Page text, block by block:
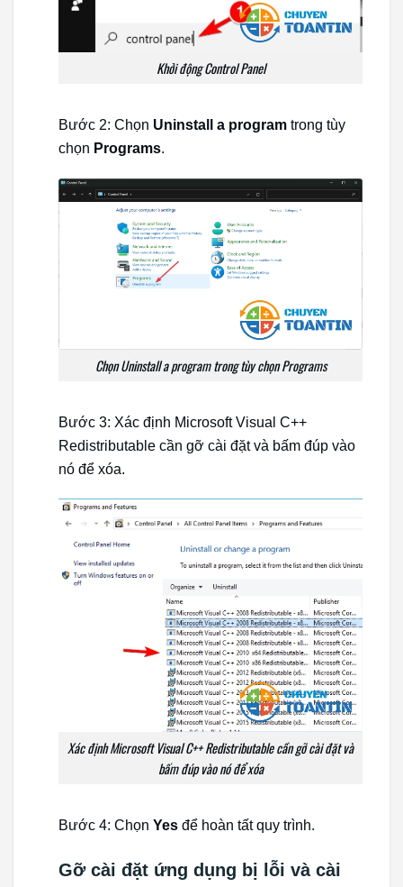
Khởi động Control Panel
Bước 2: Chọn Uninstall a program trong tùy
chọn Programs.
Chọn Uninstall a program trong tùy chọn Programs
Bước 3: Xác định Microsoft Visual C++
Redistributable cần gỡ cài đặt và bấm đúp vào
nó để xóa.
Xác định Microsoft Visual C++ Redistributable cần gỡ cài đặt và
bấm đúp vào nó để xóa
Bước 4: Chọn Yes để hoàn tất quy trình.
Gỡ cài đặt ứng dụng bị lỗi và cài